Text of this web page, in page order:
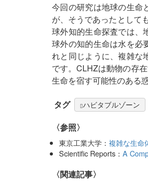
今回の研究は地球の生命
が、そうであったとして
球外知的生命探査では、
球外の知的生命は水を必
れと同じように、複雑な
です。CLHZは動物の存
生命を宿す可能性のある
タグ ハビタブルゾーン
〈参照〉
東京工業大学：複雑な生命
Scientific Reports：A
関連記事